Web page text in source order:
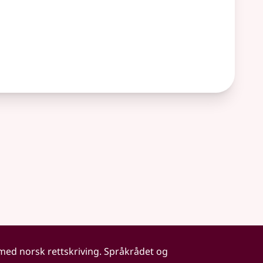
norsk rettskriving. Språkrådet og